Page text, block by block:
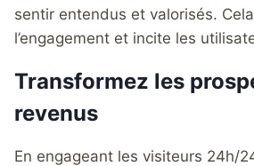
sentir entendus et valorisés.
l’engagement et incite les
Transformez les
revenus
En engageant les visiteurs 24h/